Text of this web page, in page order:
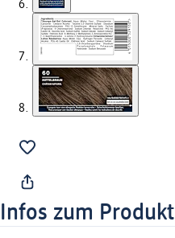
Infos zum Produkt